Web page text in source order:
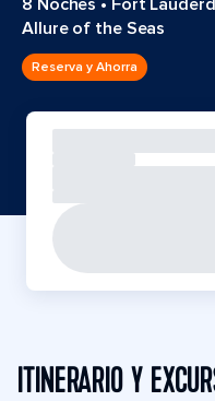
8 Noches • Fort
Allure of the Seas
Reserva y Ahorra
ITINERARIO Y